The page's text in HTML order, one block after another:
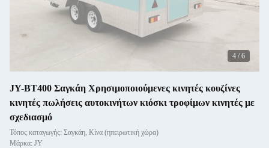
4 /6
JY-BT400 Σαγκάη Χρησιμοποιούμενες κινητές κουζίνες
κινητές πωλήσεις αυτοκινήτων κιόσκι τροφίμων κινητές με
σχεδιασμό
Τόπος καταγωγής: Σαγκάη, Κίνα (ηπειρωτική χώρα)
Μάρκα: JY